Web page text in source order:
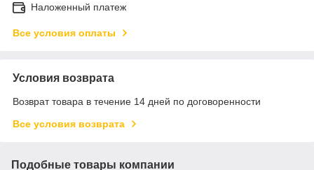
Наложенный платеж
Все условия оплаты
Условия возврата
Возврат товара в течение 14 дней по договоренности
Все условия возврата
Подобные товары компании